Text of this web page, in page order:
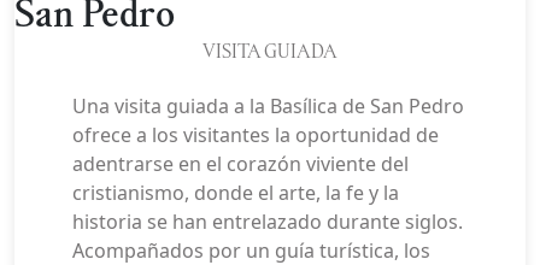
San Pedro
VISITA GUIADA
Una visita guiada a la Basílica de San Pedro
ofrece a los visitantes la oportunidad de
adentrarse en el corazón viviente del
cristianismo, donde el arte, la fe y la
historia se han entrelazado durante siglos.
Acompañados por un guía turística, los